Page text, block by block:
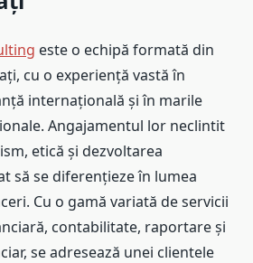
este o echipă formată din
cu o experiență vastă în
internațională și în marile
Angajamentul lor neclintit
etică și dezvoltarea
să se diferențieze în lumea
Cu o gamă variată de servicii
contabilitate, raportare și
se adresează unei clientele